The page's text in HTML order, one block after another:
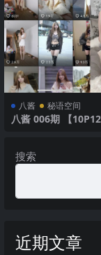
八酱 秘语空间
八酱 006期 【
搜索
近期文章